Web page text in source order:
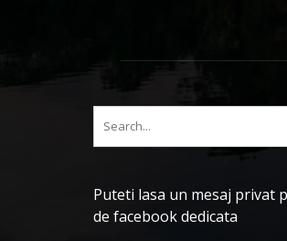
Puteti lasa un mesaj privat
de facebook dedicata